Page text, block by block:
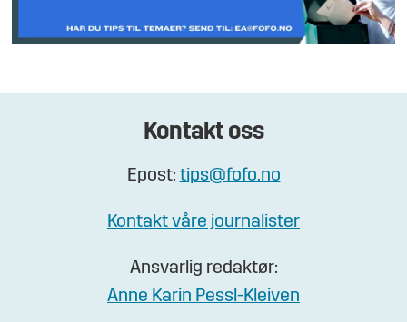
Kontakt oss
Epost: tips@fofo.no
Kontakt våre journalister
Ansvarlig redaktør:
Anne Karin Pessl-Kleiven